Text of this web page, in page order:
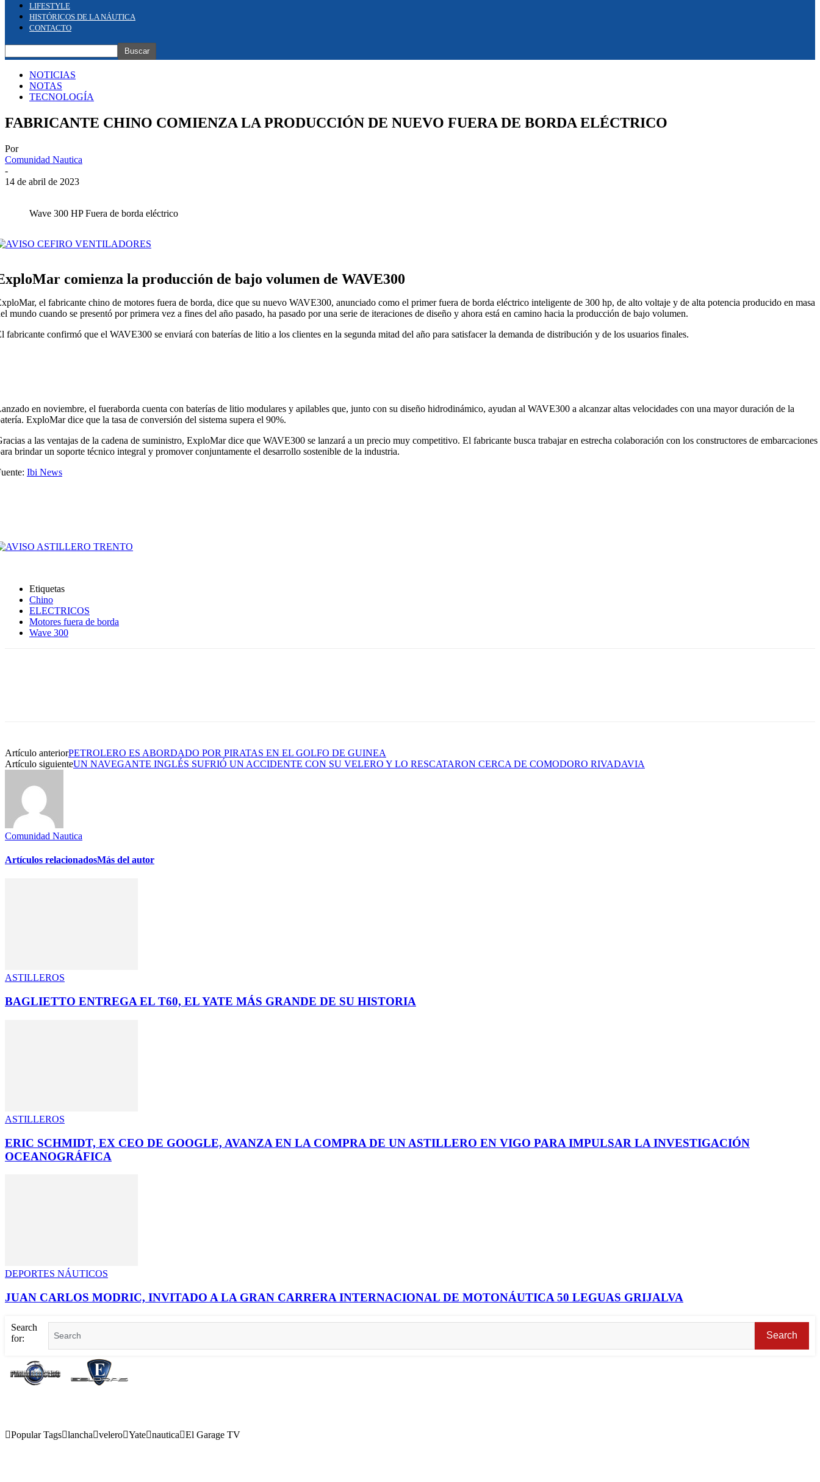
LIFESTYLE
HISTÓRICOS DE LA NÁUTICA
CONTACTO
NOTICIAS
NOTAS
TECNOLOGÍA
FABRICANTE CHINO COMIENZA LA PRODUCCIÓN DE NUEVO FUERA DE BORDA ELÉCTRICO
Por
Comunidad Nautica
-
14 de abril de 2023
Wave 300 HP Fuera de borda eléctrico
comienza la producción de bajo volumen de WAVE300
el fabricante chino de motores fuera de borda, dice que su nuevo WAVE300, anunciado como el primer fuera de borda eléctrico inteligente de 300 hp, de alto voltaje y de alta potencia producido en masa
mundo cuando se presentó por primera vez a fines del año pasado, ha pasado por una serie de iteraciones de diseño y ahora está en camino hacia la producción de bajo volumen.
fabricante confirmó que el WAVE300 se enviará con baterías de litio a los clientes en la segunda mitad del año para satisfacer la demanda de distribución y de los usuarios finales.
en noviembre, el fueraborda cuenta con baterías de litio modulares y apilables que, junto con su diseño hidrodinámico, ayudan al WAVE300 a alcanzar altas velocidades con una mayor duración de la
ExploMar dice que la tasa de conversión del sistema supera el 90%.
a las ventajas de la cadena de suministro, ExploMar dice que WAVE300 se lanzará a un precio muy competitivo. El fabricante busca trabajar en estrecha colaboración con los constructores de embarcaciones
brindar un soporte técnico integral y promover conjuntamente el desarrollo sostenible de la industria.
Ibi News
Etiquetas
Chino
ELECTRICOS
Motores fuera de borda
Wave 300
Artículo anteriorPETROLERO ES ABORDADO POR PIRATAS EN EL GOLFO DE GUINEA
Artículo siguienteUN NAVEGANTE INGLÉS SUFRIÓ UN ACCIDENTE CON SU VELERO Y LO RESCATARON CERCA DE COMODORO RIVADAVIA
Comunidad Nautica
Artículos relacionadosMás del autor
ASTILLEROS
BAGLIETTO ENTREGA EL T60, EL YATE MÁS GRANDE DE SU HISTORIA
ASTILLEROS
ERIC SCHMIDT, EX CEO DE GOOGLE, AVANZA EN LA COMPRA DE UN ASTILLERO EN VIGO PARA IMPULSAR LA INVESTIGACIÓN
OCEANOGRÁFICA
DEPORTES NÁUTICOS
JUAN CARLOS MODRIC, INVITADO A LA GRAN CARRERA INTERNACIONAL DE MOTONÁUTICA 50 LEGUAS GRIJALVA
Search
for:
Search
Popular Tags lancha velero Yate nautica El Garage TV